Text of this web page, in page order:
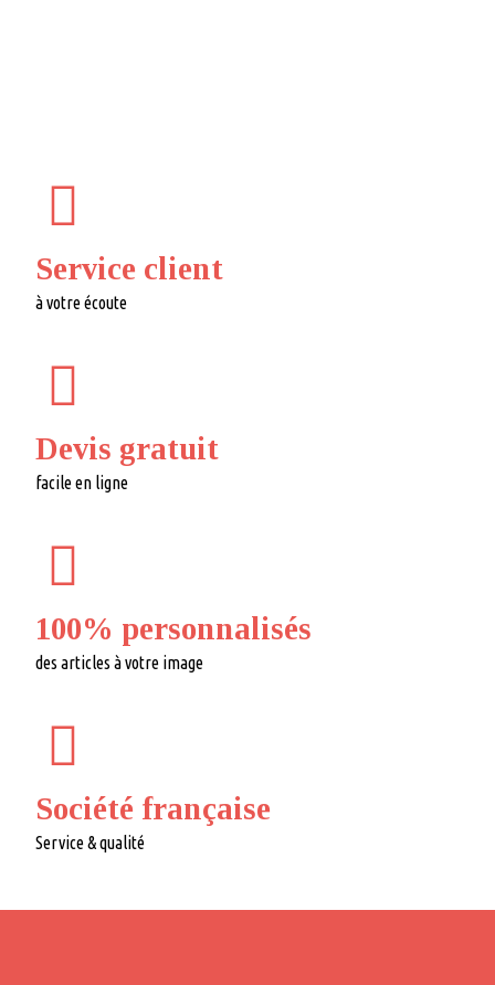
Service client
à votre écoute
Devis gratuit
facile en ligne
100% personnalisés
des articles à votre image
Société française
Service & qualité